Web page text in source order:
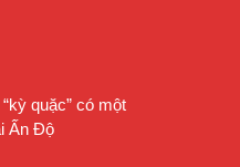
quặc” có một
Ấn Độ